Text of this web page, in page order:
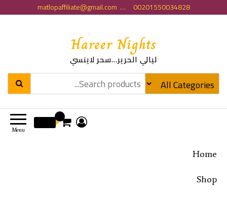
matlopaffiliate@gmail.com … 00201550034828
Hareer Nights
ليالي الحرير…سحر لاينسي
Menu
Home
Shop